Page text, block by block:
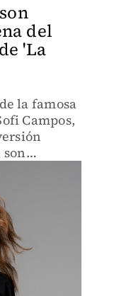
del
'La
la famosa
Campos,